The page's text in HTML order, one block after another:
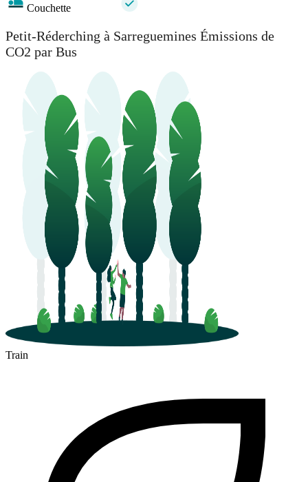
Couchette
Petit-Réderching à Sarreguemines Émissions de
CO2 par Bus
Train